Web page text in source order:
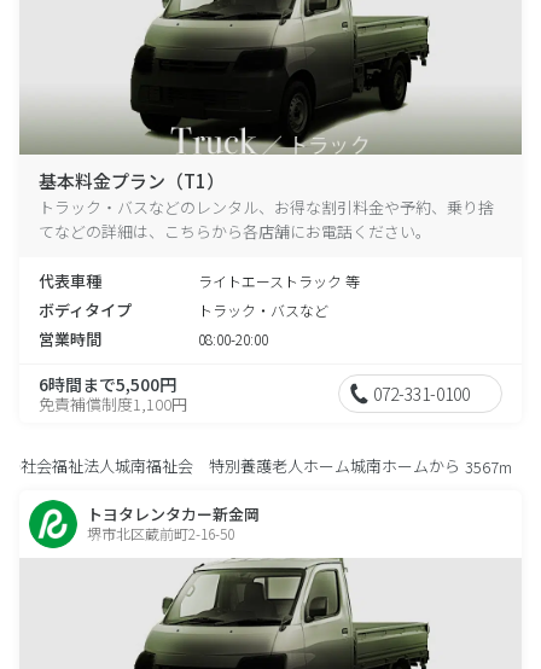
基本料金プラン（T1）
トラック・バスなどのレンタル、お得な割引料金や予約、乗り捨
てなどの詳細は、こちらから各店舗にお電話ください。
代表車種 ライトエーストラック 等
ボディタイプ トラック・バスなど
営業時間 08:00-20:00
6時間まで5,500円
免責補償制度1,100円 072-331-0100
社会福祉法人城南福祉会 特別養護老人ホーム城南ホームから 3567m
トヨタレンタカー新金岡
堺市北区蔵前町2-16-50